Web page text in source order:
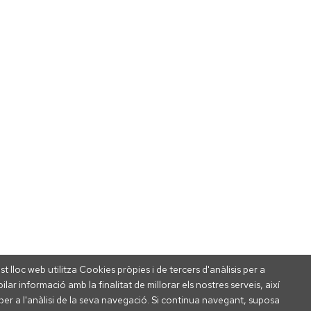
lloc web utilitza Cookies pròpies i de tercers d'anàlisis per a
informació amb la finalitat de millorar els nostres serveis, així
a l'anàlisi de la seva navegació. Si continua navegant, suposa